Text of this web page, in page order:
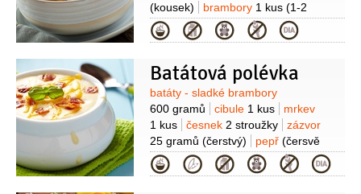
(kousek)
brambory 1 kus (1-2
kusy)
kroupy120 gramů
bobkový
list2 listy nové koření4 kuličky
Kategorie
Batátová polévka
Suroviny
batáty - sladké brambory
600 gramů
cibule 1 kus
mrkev
1 kus
česnek 2 stroužky
zázvor
25 gramů (čerstvý) pepř (čersvě
mletý)
sůl
olej olivový
4 lžíce
petrželka velkolistá1 hrst
Kategorie